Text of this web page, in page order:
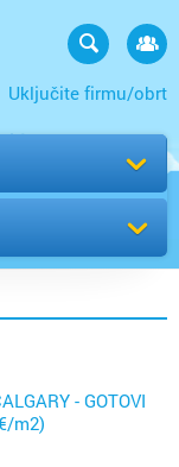
Uključite firmu/obrt
- GOTOVI
m2)